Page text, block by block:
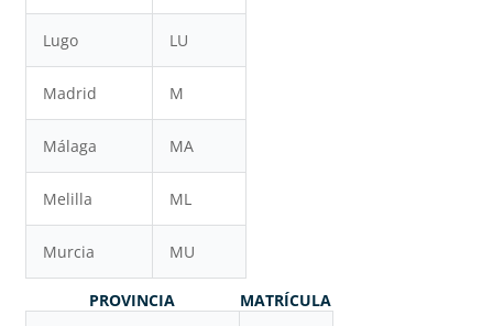
Lugo LU
Madrid M
Málaga MA
Melilla ML
Murcia MU
PROVINCIA
MATRÍCULA